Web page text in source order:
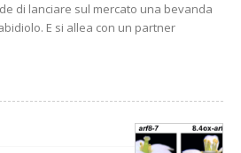
di lanciare sul mercato una bevanda
E si allea con un partner